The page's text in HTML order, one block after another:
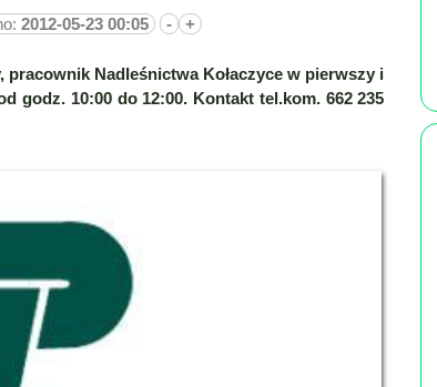
2012-05-23 00:05 - +
Nadleśnictwa Kołaczyce w pierwszy i
godz. 10:00 do 12:00. Kontakt tel.kom. 662 235